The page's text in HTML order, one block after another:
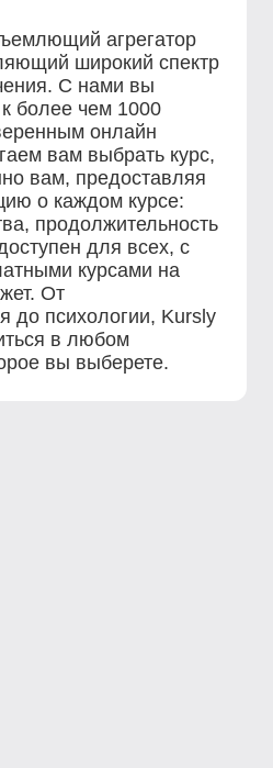
агрегатор
широкий спектр
С нами вы
более чем 1000
онлайн
вам выбрать курс,
вам, предоставляя
о каждом курсе:
продолжительность
для всех, с
курсами на
От
до психологии, Kursly
в любом
вы выберете.